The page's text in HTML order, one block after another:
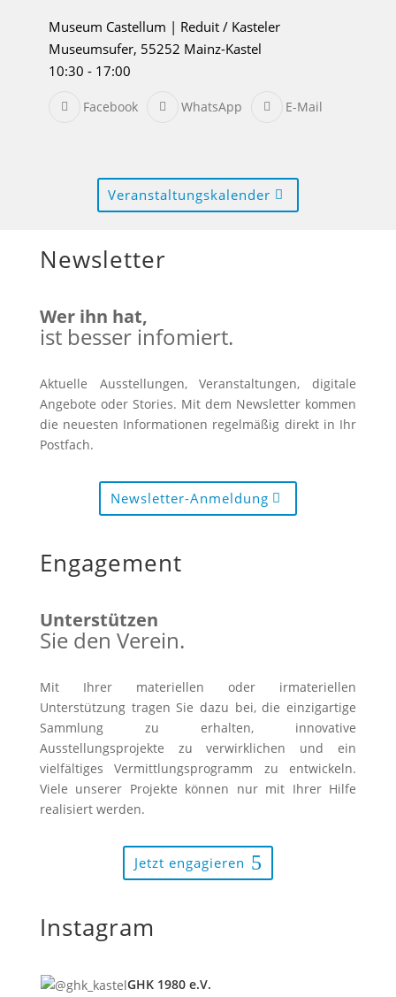
Museum Castellum | Reduit / Kasteler
Museumsufer, 55252 Mainz-Kastel
10:30 - 17:00
Facebook WhatsApp E-Mail
Veranstaltungskalender
Newsletter
Wer ihn hat,
ist besser infomiert.
Aktuelle Ausstellungen, Veranstaltungen, digitale
Angebote oder Stories. Mit dem Newsletter kommen
die neuesten Informationen regelmäßig direkt in Ihr
Postfach.
Newsletter-Anmeldung
Engagement
Unterstützen
Sie den Verein.
Mit Ihrer materiellen oder irmateriellen
Unterstützung tragen Sie dazu bei, die einzigartige
Sammlung zu erhalten, innovative
Ausstellungsprojekte zu verwirklichen und ein
vielfältiges Vermittlungsprogramm zu entwickeln.
Viele unserer Projekte können nur mit Ihrer Hilfe
realisiert werden.
Jetzt engagieren
Instagram
GHK 1980 e.V.